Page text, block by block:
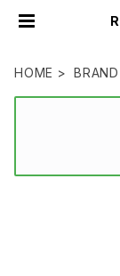
HOME BRAND